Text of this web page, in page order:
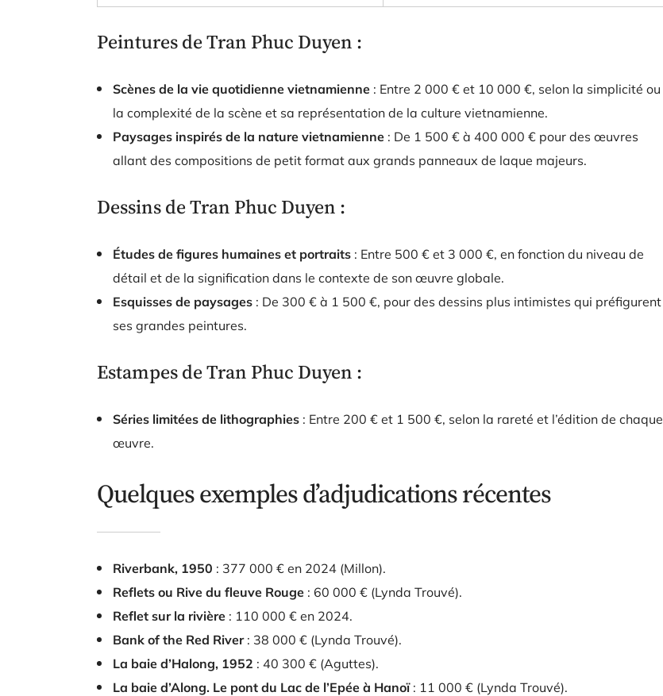
Peintures de Tran Phuc Duyen :
Scènes de la vie quotidienne vietnamienne : Entre 2 000 € et 10 000 €, selon la simplicité ou
la complexité de la scène et sa représentation de la culture vietnamienne.
Paysages inspirés de la nature vietnamienne : De 1 500 € à 400 000 € pour des œuvres
allant des compositions de petit format aux grands panneaux de laque majeurs.
Dessins de Tran Phuc Duyen :
Études de figures humaines et portraits : Entre 500 € et 3 000 €, en fonction du niveau de
détail et de la signification dans le contexte de son œuvre globale.
Esquisses de paysages : De 300 € à 1 500 €, pour des dessins plus intimistes qui préfigurent
ses grandes peintures.
Estampes de Tran Phuc Duyen :
Séries limitées de lithographies : Entre 200 € et 1 500 €, selon la rareté et l’édition de chaque
œuvre.
Quelques exemples d’adjudications récentes
Riverbank, 1950 : 377 000 € en 2024 (Millon).
Reflets ou Rive du fleuve Rouge : 60 000 € (Lynda Trouvé).
Reflet sur la rivière : 110 000 € en 2024.
Bank of the Red River: 38 000 € (Lynda Trouvé).
La baie d’Halong, 1952 : 40 300 € (Aguttes).
La baie d’Along. Le pont du Lac de l’Epée à Hanoï: 11 000 € (Lynda Trouvé).